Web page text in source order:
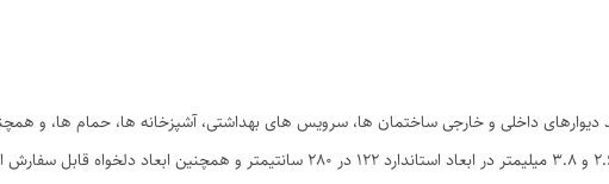
داخلی و خارجی ساختمان ها، سرویس های بهداشتی، آشپزخانه ها، حمام ها، و